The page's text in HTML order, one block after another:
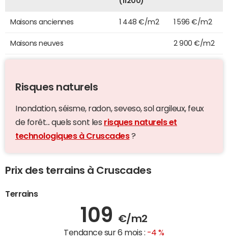
Maisons anciennes 1 448 €/m2 1 596 €/m2
Maisons neuves 2 900 €/m2
Risques naturels
Inondation, séisme, radon, seveso, sol argileux, feux
de forêt... quels sont les risques naturels et
technologiques à Cruscades?
Prix des terrains à Cruscades
Terrains
109 €/m2
Tendance sur 6 mois : -4 %